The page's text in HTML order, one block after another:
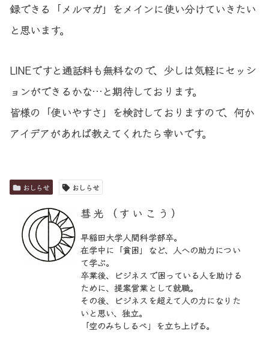
録できる「メルマガ」をメインに使い分けていきたい
と思います。
LINEですと通話料も無料なので、少しは気軽にセッシ
ョンができるかな…と期待しております。
皆様の「使いやすさ」を検討しておりますので、何か
アイデアがあれば教えてくれたら幸いです。
おしらせ おしらせ
彗光（すいこう）
早稲田大学人間科学部卒。
在学中に「貧困」など、人への助力につい
て学ぶ。
卒業後、ビジネスで困っている人を助ける
ために、提案営業として就職。
その後、ビジネスを超えて人の力になりた
いと思い、独立。
「空のみちしるべ」を立ち上げる。